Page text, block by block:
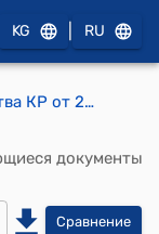
KG RU
Постановление Правительства КР от 29 сентября 2010 года №218 "О принятии неотложных мер по сохранению производственных мощностей открытого акционерного общества «Буудай-Кара-Балта» и поддержке государственного резерва"
документы
Сравнение